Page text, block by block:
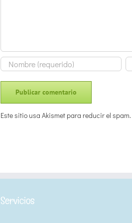
Este sitio usa Akismet para reducir el spam.
Servicios